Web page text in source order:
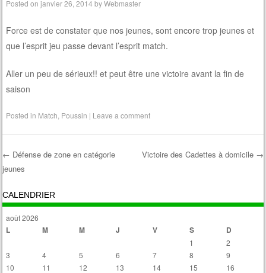
Posted onjanvier 26, 2014 byWebmaster
Force est de constater que nos jeunes, sont encore trop jeunes et
que l’esprit jeu passe devant l’esprit match.
Aller un peu de sérieux!! et peut être une victoire avant la fin de
saison
Posted in Match Poussin | Leave a comment
Post navigation
← Défense de zone en catégorie
jeunes
Victoire des Cadettes à domicile →
CALENDRIER
août 2026
L M M J V S D
1
2
3
4 5 6 7 8
9
10
11 12 13 14 15
16